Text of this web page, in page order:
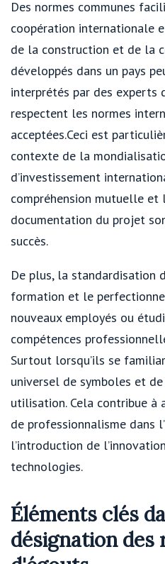
Des normes communes
coopération internationale
de la construction et de la
développés dans un pays
interprétés par des experts
respectent les normes
acceptées.Ceci est
contexte de la
d’investissement
compréhension mutuelle et
documentation du projet
succès.
De plus, la standardisation
formation et le
nouveaux employés ou
compétences
Surtout lorsqu’ils se
universel de symboles et
utilisation. Cela contribue
de professionnalisme dans
l’introduction de
technologies.
Éléments clés
désignation des